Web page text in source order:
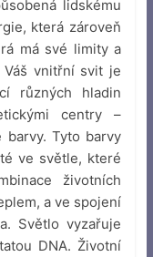
lidskému
která zároveň
má své limity a
Váš vnitřní svit je
různých hladin
centry –
barvy. Tyto barvy
ve světle, které
životních
a ve spojení
Světlo vyzařuje
DNA. Životní